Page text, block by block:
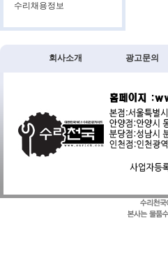
수리채용정보
회사소개 광고문의